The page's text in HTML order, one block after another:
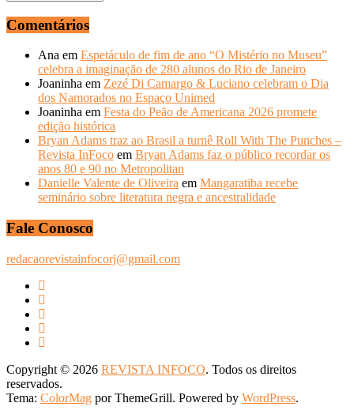
ANOS
ANTERIORES
Comentários
Ana em Espetáculo de fim de ano “O Mistério no Museu”
celebra a imaginação de 280 alunos do Rio de Janeiro
Joaninha em Zezé Di Camargo & Luciano celebram o Dia
dos Namorados no Espaço Unimed
Joaninha em Festa do Peão de Americana 2026 promete
edição histórica
Bryan Adams traz ao Brasil a turnê Roll With The Punches –
Revista InFoco em Bryan Adams faz o público recordar os
anos 80 e 90 no Metropolitan
Danielle Valente de Oliveira em Mangaratiba recebe
seminário sobre literatura negra e ancestralidade
Fale Conosco
redacaorevistainfocorj@gmail.com
Copyright © 2026 REVISTA INFOCO. Todos os direitos
reservados.
Tema: ColorMag por ThemeGrill. Powered by WordPress.